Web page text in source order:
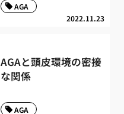
2022.11.23
AGA
AGAと頭皮環境の密接
な関係
AGA